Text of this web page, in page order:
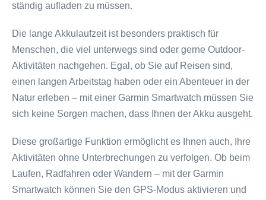
ständig aufladen zu müssen.
Die lange Akkulaufzeit ist besonders praktisch für
Menschen, die viel unterwegs sind oder gerne Outdoor-
Aktivitäten nachgehen. Egal, ob Sie auf Reisen sind,
einen langen Arbeitstag haben oder ein Abenteuer in der
Natur erleben – mit einer Garmin Smartwatch müssen Sie
sich keine Sorgen machen, dass Ihnen der Akku ausgeht.
Diese großartige Funktion ermöglicht es Ihnen auch, Ihre
Aktivitäten ohne Unterbrechungen zu verfolgen. Ob beim
Laufen, Radfahren oder Wandern – mit der Garmin
Smartwatch können Sie den GPS-Modus aktivieren und